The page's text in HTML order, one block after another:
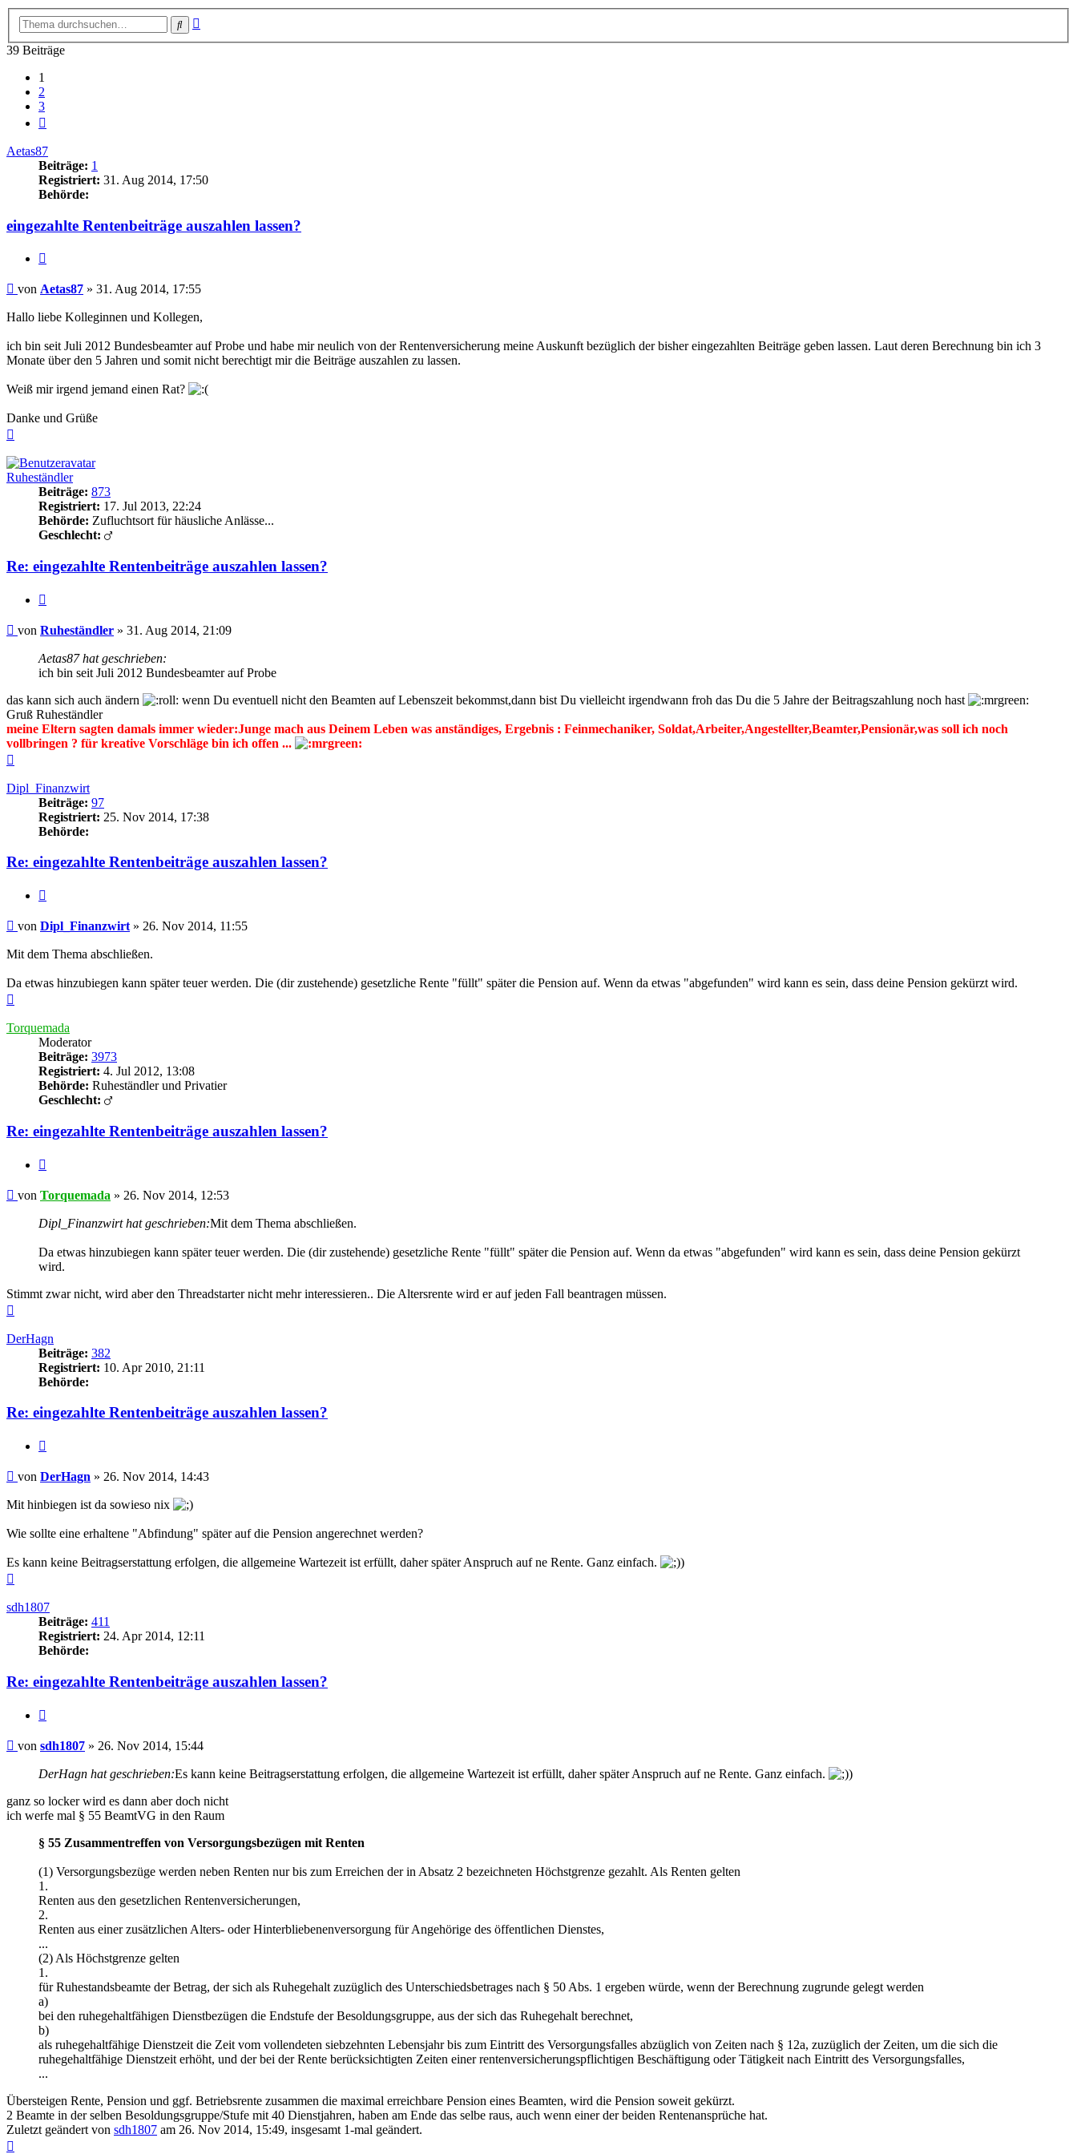
Suche
39 Beiträge
1
2
3
Aetas87
Beiträge: 1
Registriert: 31. Aug 2014, 17:50
Behörde:
eingezahlte Rentenbeiträge auszahlen lassen?
Beitrag
von Aetas87 » 31. Aug 2014, 17:55
Hallo liebe Kolleginnen und Kollegen,
ich bin seit Juli 2012 Bundesbeamter auf Probe und habe mir neulich von der Rentenversicherung meine Auskunft bezüglich der bisher eingezahlten Beiträge geben lassen. Laut deren Berechnung bin ich 3
Monate über den 5 Jahren und somit nicht berechtigt mir die Beiträge auszahlen zu lassen.
Weiß mir irgend jemand einen Rat?
Danke und Grüße
Ruheständler
Beiträge: 873
Registriert: 17. Jul 2013, 22:24
Behörde: Zufluchtsort für häusliche Anlässe...
Geschlecht:
Re: eingezahlte Rentenbeiträge auszahlen lassen?
Beitrag
von Ruheständler » 31. Aug 2014, 21:09
Aetas87 hat geschrieben:
ich bin seit Juli 2012 Bundesbeamter auf Probe
das kann sich auch ändern
wenn Du eventuell nicht den Beamten auf Lebenszeit bekommst,dann bist Du vielleicht irgendwann froh das Du die 5 Jahre der Beitragszahlung noch hast
Gruß Ruheständler
meine Eltern sagten damals immer wieder:Junge mach aus Deinem Leben was anständiges, Ergebnis : Feinmechaniker, Soldat,Arbeiter,Angestellter,Beamter,Pensionär,was soll ich noch
vollbringen ? für kreative Vorschläge bin ich offen ...
Dipl_Finanzwirt
Beiträge: 97
Registriert: 25. Nov 2014, 17:38
Behörde:
Re: eingezahlte Rentenbeiträge auszahlen lassen?
Beitrag
von Dipl_Finanzwirt » 26. Nov 2014, 11:55
Mit dem Thema abschließen.
Da etwas hinzubiegen kann später teuer werden. Die (dir zustehende) gesetzliche Rente "füllt" später die Pension auf. Wenn da etwas "abgefunden" wird kann es sein, dass deine Pension gekürzt wird.
Torquemada
Moderator
Beiträge: 3973
Registriert: 4. Jul 2012, 13:08
Behörde: Ruheständler und Privatier
Geschlecht:
Re: eingezahlte Rentenbeiträge auszahlen lassen?
Beitrag
von Torquemada » 26. Nov 2014, 12:53
Dipl_Finanzwirt hat geschrieben:Mit dem Thema abschließen.
Da etwas hinzubiegen kann später teuer werden. Die (dir zustehende) gesetzliche Rente "füllt" später die Pension auf. Wenn da etwas "abgefunden" wird kann es sein, dass deine Pension gekürzt
wird.
Stimmt zwar nicht, wird aber den Threadstarter nicht mehr interessieren.. Die Altersrente wird er auf jeden Fall beantragen müssen.
DerHagn
Beiträge: 382
Registriert: 10. Apr 2010, 21:11
Behörde:
Re: eingezahlte Rentenbeiträge auszahlen lassen?
Beitrag
von DerHagn » 26. Nov 2014, 14:43
Mit hinbiegen ist da sowieso nix
Wie sollte eine erhaltene "Abfindung" später auf die Pension angerechnet werden?
Es kann keine Beitragserstattung erfolgen, die allgemeine Wartezeit ist erfüllt, daher später Anspruch auf ne Rente. Ganz einfach.
)
sdh1807
Beiträge: 411
Registriert: 24. Apr 2014, 12:11
Behörde:
Re: eingezahlte Rentenbeiträge auszahlen lassen?
Beitrag
von sdh1807 » 26. Nov 2014, 15:44
DerHagn hat geschrieben:Es kann keine Beitragserstattung erfolgen, die allgemeine Wartezeit ist erfüllt, daher später Anspruch auf ne Rente. Ganz einfach.
)
ganz so locker wird es dann aber doch nicht
ich werfe mal § 55 BeamtVG in den Raum
§ 55 Zusammentreffen von Versorgungsbezügen mit Renten
(1) Versorgungsbezüge werden neben Renten nur bis zum Erreichen der in Absatz 2 bezeichneten Höchstgrenze gezahlt. Als Renten gelten
1.
Renten aus den gesetzlichen Rentenversicherungen,
2.
Renten aus einer zusätzlichen Alters- oder Hinterbliebenenversorgung für Angehörige des öffentlichen Dienstes,
...
(2) Als Höchstgrenze gelten
1.
für Ruhestandsbeamte der Betrag, der sich als Ruhegehalt zuzüglich des Unterschiedsbetrages nach § 50 Abs. 1 ergeben würde, wenn der Berechnung zugrunde gelegt werden
a)
bei den ruhegehaltfähigen Dienstbezügen die Endstufe der Besoldungsgruppe, aus der sich das Ruhegehalt berechnet,
b)
als ruhegehaltfähige Dienstzeit die Zeit vom vollendeten siebzehnten Lebensjahr bis zum Eintritt des Versorgungsfalles abzüglich von Zeiten nach § 12a, zuzüglich der Zeiten, um die sich die
ruhegehaltfähige Dienstzeit erhöht, und der bei der Rente berücksichtigten Zeiten einer rentenversicherungspflichtigen Beschäftigung oder Tätigkeit nach Eintritt des Versorgungsfalles,
...
Übersteigen Rente, Pension und ggf. Betriebsrente zusammen die maximal erreichbare Pension eines Beamten, wird die Pension soweit gekürzt.
2 Beamte in der selben Besoldungsgruppe/Stufe mit 40 Dienstjahren, haben am Ende das selbe raus, auch wenn einer der beiden Rentenansprüche hat.
Zuletzt geändert von sdh1807 am 26. Nov 2014, 15:49, insgesamt 1-mal geändert.